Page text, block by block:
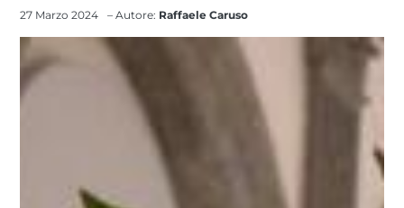
27 Marzo 2024
– Autore: Raffaele Caruso